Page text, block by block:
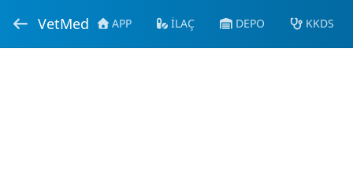
VetMed APP İLAÇ DEPO KKDS